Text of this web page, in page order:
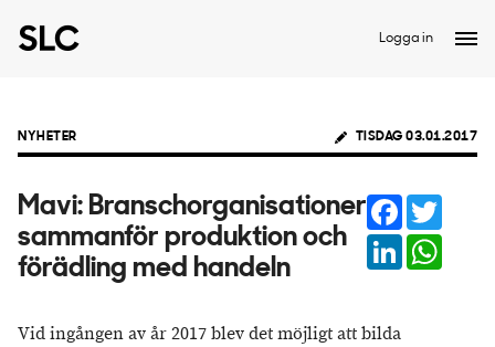
Logga in
NYHETER TISDAG 03.01.2017
Mavi: Branschorganisationer
sammanför produktion och
förädling med handeln
Facebook
LinkedIn
Vid ingången av år 2017 blev det möjligt att bilda